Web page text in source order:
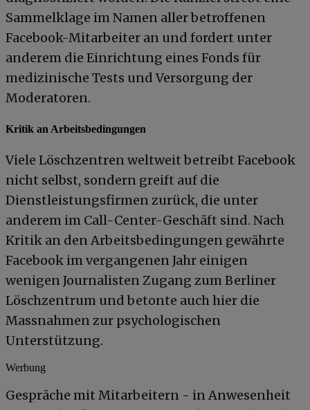
Sammelklage im Namen aller betroffenen
Facebook-Mitarbeiter an und fordert unter
anderem die Einrichtung eines Fonds für
medizinische Tests und Versorgung der
Moderatoren.
Kritik an Arbeitsbedingungen
Viele Löschzentren weltweit betreibt Facebook
nicht selbst, sondern greift auf die
Dienstleistungsfirmen zurück, die unter
anderem im Call-Center-Geschäft sind. Nach
Kritik an den Arbeitsbedingungen gewährte
Facebook im vergangenen Jahr einigen
wenigen Journalisten Zugang zum Berliner
Löschzentrum und betonte auch hier die
Massnahmen zur psychologischen
Unterstützung.
Werbung
Gespräche mit Mitarbeitern - in Anwesenheit